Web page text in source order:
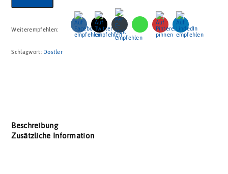
Weiterempfehlen:
Schlagwort: Dostler
Beschreibung
Zusätzliche Information